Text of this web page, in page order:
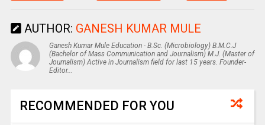
AUTHOR: GANESH KUMAR MULE
Ganesh Kumar Mule Education - B.Sc. (Microbiology) B.M.C.J
(Bachelor of Mass Communication and Journalism) M.J. (Master of
Journalism) Active in Journalism field for last 15 years. Founder-
Editor...
RECOMMENDED FOR YOU